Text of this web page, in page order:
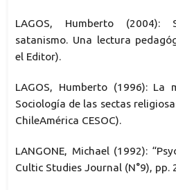
LAGOS, Humberto (2004):
satanismo. Una lectura
el Editor).
LAGOS, Humberto (1996): La
Sociología de las sectas
ChileAmérica CESOC).
LANGONE, Michael (1992):
Cultic Studies Journal (N°9), pp.